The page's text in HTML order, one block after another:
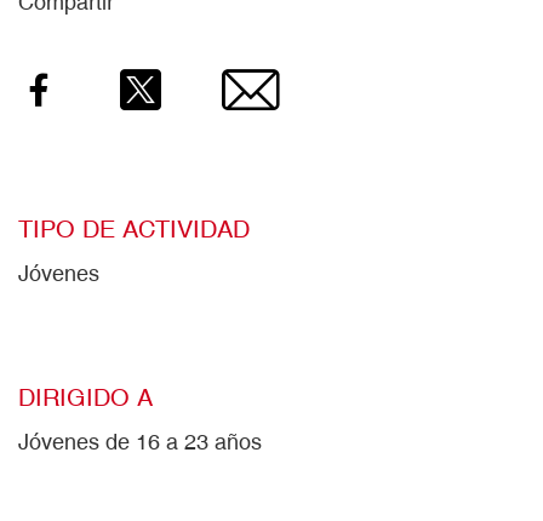
Facebook Email
TIPO DE ACTIVIDAD
Jóvenes
DIRIGIDO A
Jóvenes de 16 a 23 años